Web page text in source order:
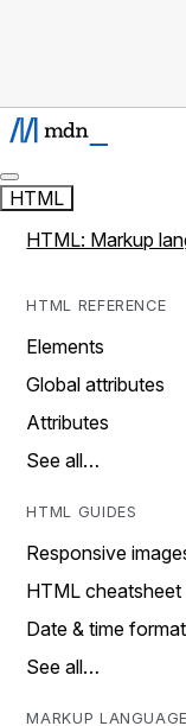
HTML
HTML: Markup
HTML REFERENCE
Elements
Global attributes
Attributes
See all…
HTML GUIDES
Responsive
HTML cheatsheet
Date & time
See all…
MARKUP